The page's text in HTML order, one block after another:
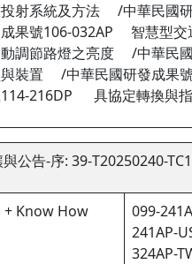
射系統及方法 /中華民國
果號106-032AP 智慧型
調節路燈之亮度 /中華民
裝置 /中華民國研發成果
216DP 具協定轉換與
公告-序: 39-T20250240-TC1
+ Know How
099-
241AP-
324AP-